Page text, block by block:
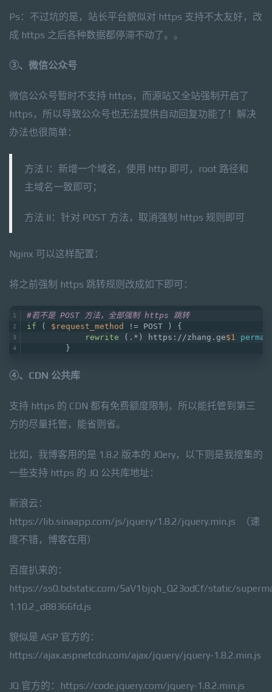
Ps：不过坑的是，站长平台貌似对 https 支持不太友好，改
成 https 之后各种数据都停滞不动了。。
③、微信公众号
微信公众号暂时不支持 https，而源站又全站强制开启了
https，所以导致公众号也无法提供自动回复功能了！解决
办法也很简单：
方法 I：新增一个域名，使用 http 即可，root 路径和
主域名一致即可；
方法 II：针对 POST 方法，取消强制 https 规则即可
Nginx 可以这样配置：
将之前强制 https 跳转规则改成如下即可：
#若不是 POST 方法，全部强制 https 跳转
if ( $request_method
!= POST ) {
rewrite (.*) https://zhang.ge$1
        }
④、CDN 公共库
支持 https 的 CDN 都有免费额度限制，所以能托管到第三
方的尽量托管，能省则省。
比如，我博客用的是 1.8.2 版本的 JQery，以下则是我搜集的
一些支持 https 的 JQ 公共库地址：
新浪云：
https://lib.sinaapp.com/js/jquery/1.8.2/jquery.min.js （速
度不错，博客在用）
百度扒来的：
https://ss0.bdstatic.com/5aV1bjqh_Q23odCf/static/
1.10.2_d88366fd.js
貌似是 ASP 官方的：
https://ajax.aspnetcdn.com/ajax/jquery/jquery-1.8.2.min.js
JQ 官方的：https://code.jquery.com/jquery-1.8.2.min.js